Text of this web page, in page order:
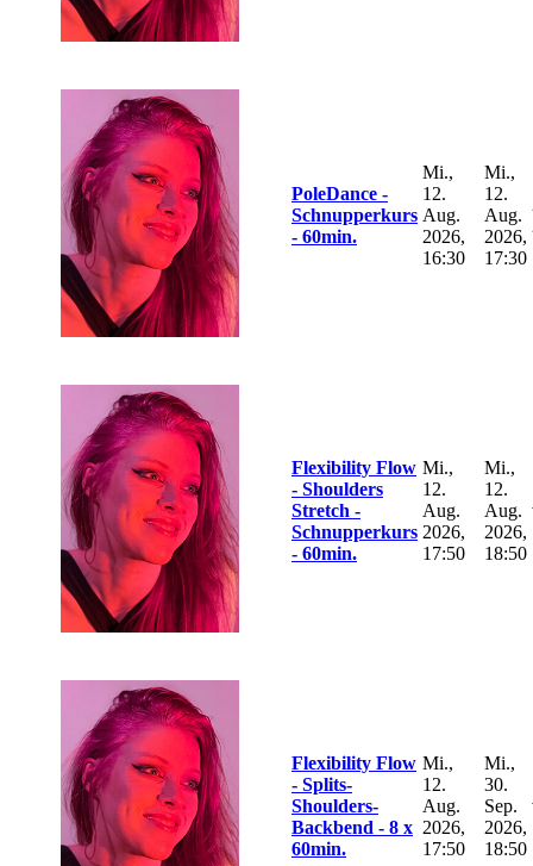
PoleDance -
Schnupperkurs
- 60min.
Mi.,
12.
Aug.
2026,
16:30
Mi.,
12.
Aug.
2026,
17:30
Flexibility Flow
- Shoulders
Stretch -
Schnupperkurs
- 60min.
Mi.,
12.
Aug.
2026,
17:50
Mi.,
12.
Aug.
2026,
18:50
Flexibility Flow
- Splits-
Shoulders-
Backbend - 8 x
60min.
Mi.,
12.
Aug.
2026,
17:50
Mi.,
30.
Sep.
2026,
18:50